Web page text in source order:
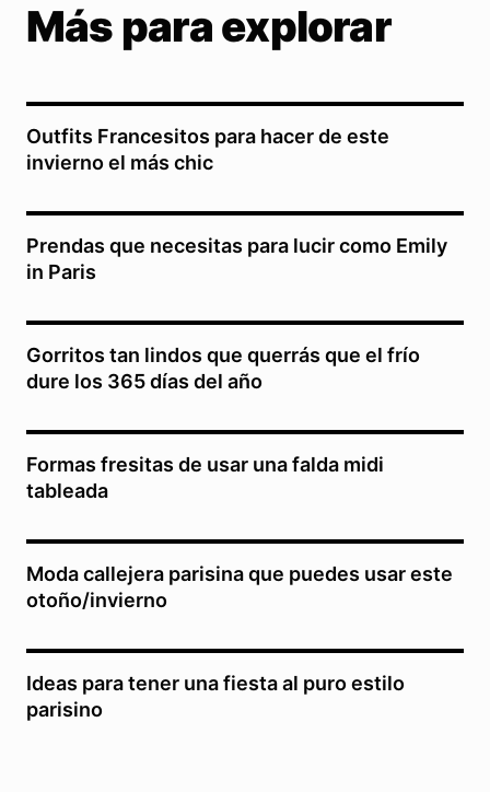
Más para explorar
Outfits Francesitos para hacer de este
invierno el más chic
Prendas que necesitas para lucir como Emily
in Paris
Gorritos tan lindos que querrás que el frío
dure los 365 días del año
Formas fresitas de usar una falda midi
tableada
Moda callejera parisina que puedes usar este
otoño/invierno
Ideas para tener una fiesta al puro estilo
parisino